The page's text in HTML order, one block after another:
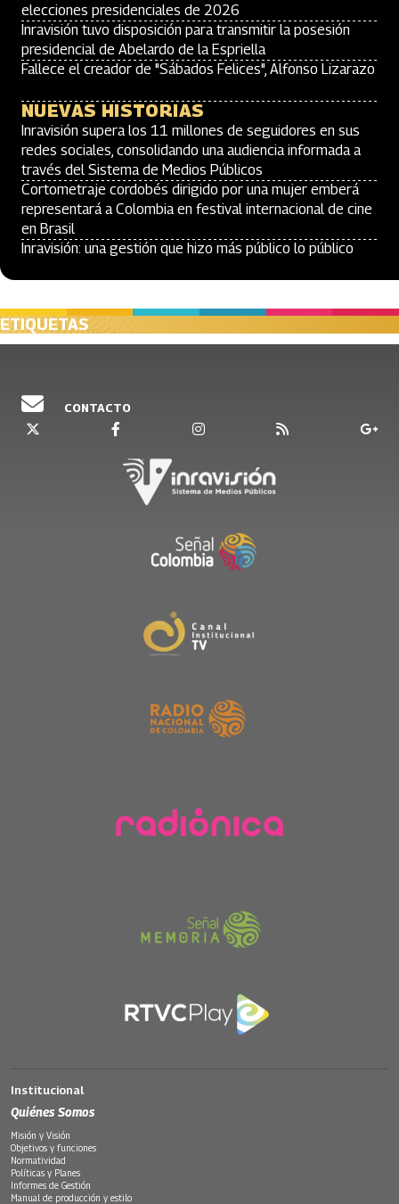
elecciones presidenciales de 2026
Inravisión tuvo disposición para transmitir la posesión
presidencial de Abelardo de la Espriella
Fallece el creador de "Sábados Felices", Alfonso Lizarazo
NUEVAS HISTORIAS
Inravisión supera los 11 millones de seguidores en sus
redes sociales, consolidando una audiencia informada a
través del Sistema de Medios Públicos
Cortometraje cordobés dirigido por una mujer emberá
representará a Colombia en festival internacional de cine
en Brasil
Inravisión: una gestión que hizo más público lo público
ETIQUETAS
CONTACTO
Institucional
Quiénes Somos
Misión y Visión
Objetivos y funciones
Normatividad
Políticas y Planes
Informes de Gestión
Manual de producción y estilo